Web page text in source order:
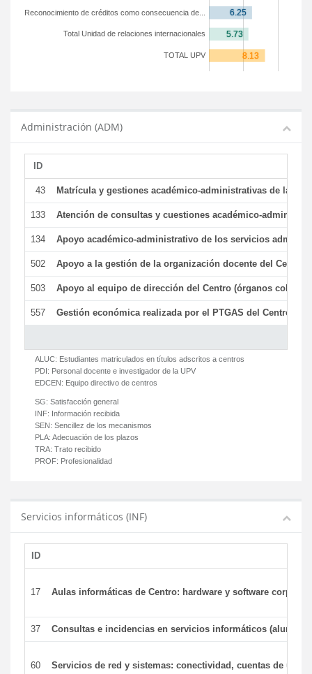
TOTAL UPV
Total Unidad de relaciones internacionales
Reconocimiento de créditos como consecuencia de...
Administración (ADM)
ID
43 Matrícula y gestiones académico-administrativas de la
133 Atención de consultas y cuestiones académico-
134 Apoyo académico-administrativo de los servicios
502 Apoyo a la gestión de la organización docente del Centro
503 Apoyo al equipo de dirección del Centro (órganos
557 Gestión económica realizada por el PTGAS del Centro
ALUC: Estudiantes matriculados en títulos adscritos a centros
PDI: Personal docente e investigador de la UPV
EDCEN: Equipo directivo de centros
SG: Satisfacción general
INF: Información recibida
SEN: Sencillez de los mecanismos
PLA: Adecuación de los plazos
TRA: Trato recibido
PROF: Profesionalidad
Servicios informáticos (INF)
ID
17 Aulas informáticas de Centro: hardware y software
37 Consultas e incidencias en servicios informáticos (alumnos)
60 Servicios de red y sistemas: conectividad, cuentas de